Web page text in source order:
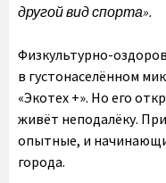
другой вид спорта».
Физкультурно-
в густонаселённом
«Экотех +». Но его
живёт неподалёку.
опытные, и
города.